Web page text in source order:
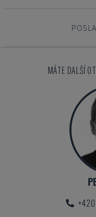
MÁTE DALŠÍ